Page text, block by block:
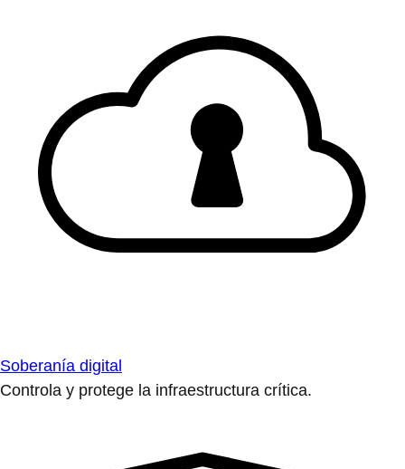
Soberanía digital
Controla y protege la infraestructura crítica.